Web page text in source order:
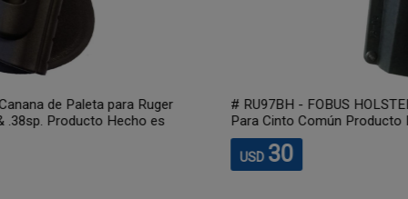
# RU97BH - FOBUS HOLSTER Ruger P85, P90, P93, P94,
Para Cinto Común Producto Hecho en ISRAEL